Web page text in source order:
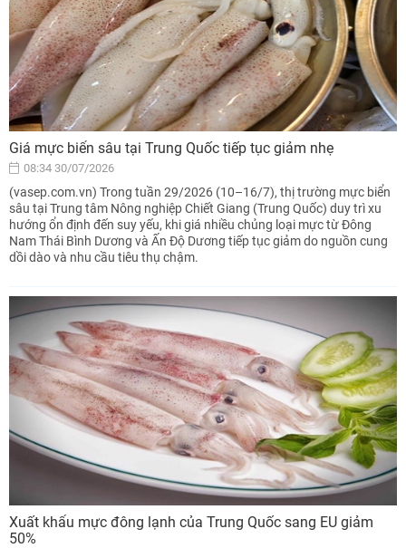
Giá mực biển sâu tại Trung Quốc tiếp tục giảm nhẹ
08:34 30/07/2026
(vasep.com.vn) Trong tuần 29/2026 (10–16/7), thị trường mực biển
sâu tại Trung tâm Nông nghiệp Chiết Giang (Trung Quốc) duy trì xu
hướng ổn định đến suy yếu, khi giá nhiều chủng loại mực từ Đông
Nam Thái Bình Dương và Ấn Độ Dương tiếp tục giảm do nguồn cung
dồi dào và nhu cầu tiêu thụ chậm.
Xuất khẩu mực đông lạnh của Trung Quốc sang EU giảm
50%